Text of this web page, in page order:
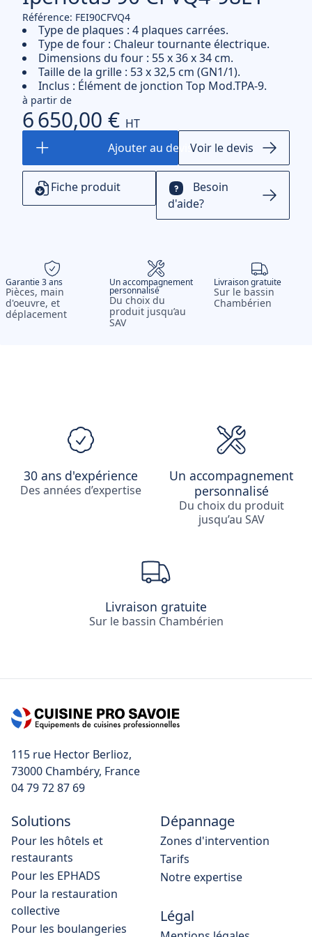
Référence: FEI90CFVQ4
Type de plaques : 4 plaques carrées.
Type de four : Chaleur tournante électrique.
Dimensions du four : 55 x 36 x 34 cm.
Taille de la grille : 53 x 32,5 cm (GN1/1).
Inclus : Élément de jonction Top Mod.TPA-9.
à partir de
6 650,00 € HT
Voir le devis
Fiche produit
Besoin
d'aide?
Garantie 3 ans
Pièces, main
d'oeuvre, et
déplacement
Un accompagnement
personnalisé
Du choix du
produit jusqu’au
SAV
Livraison gratuite
Sur le bassin
Chambérien
30 ans d'expérience
Des années d’expertise
Un accompagnement
personnalisé
Du choix du produit
jusqu’au SAV
Livraison gratuite
Sur le bassin Chambérien
115 rue Hector Berlioz,
04 79 72 87 69
Solutions
Pour les hôtels et
restaurants
Pour les EPHADS
Pour la restauration
collective
Pour les boulangeries
Dépannage
Zones d'intervention
Tarifs
Notre expertise
Légal